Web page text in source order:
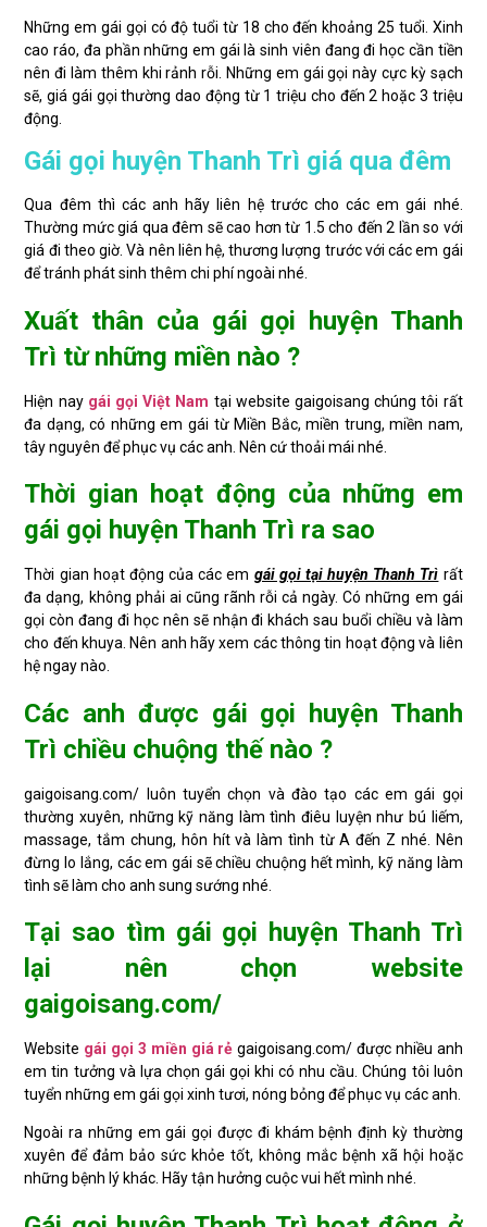
Những em gái gọi có độ tuổi từ 18 cho đến khoảng 25 tuổi. Xinh
cao ráo, đa phần những em gái là sinh viên đang đi học cần tiền
nên đi làm thêm khi rảnh rỗi. Những em gái gọi này cực kỳ sạch
sẽ, giá gái gọi thường dao động từ 1 triệu cho đến 2 hoặc 3 triệu
động.
Gái gọi huyện Thanh Trì giá qua đêm
Qua đêm thì các anh hãy liên hệ trước cho các em gái nhé.
Thường mức giá qua đêm sẽ cao hơn từ 1.5 cho đến 2 lần so với
giá đi theo giờ. Và nên liên hệ, thương lượng trước với các em gái
để tránh phát sinh thêm chi phí ngoài nhé.
Xuất thân của gái gọi huyện Thanh
Trì từ những miền nào ?
Hiện nay gái gọi Việt Nam tại website gaigoisang chúng tôi rất
đa dạng, có những em gái từ Miền Bắc, miền trung, miền nam,
tây nguyên để phục vụ các anh. Nên cứ thoải mái nhé.
Thời gian hoạt động của những em
gái gọi huyện Thanh Trì ra sao
Thời gian hoạt động của các em gái gọi tại huyện Thanh Trì rất
đa dạng, không phải ai cũng rãnh rỗi cả ngày. Có những em gái
gọi còn đang đi học nên sẽ nhận đi khách sau buổi chiều và làm
cho đến khuya. Nên anh hãy xem các thông tin hoạt động và liên
hệ ngay nào.
Các anh được gái gọi huyện Thanh
Trì chiều chuộng thế nào ?
gaigoisang.com/ luôn tuyển chọn và đào tạo các em gái gọi
thường xuyên, những kỹ năng làm tình điêu luyện như bú liếm,
massage, tắm chung, hôn hít và làm tình từ A đến Z nhé. Nên
đừng lo lắng, các em gái sẽ chiều chuộng hết mình, kỹ năng làm
tình sẽ làm cho anh sung sướng nhé.
Tại sao tìm gái gọi huyện Thanh Trì
lại nên chọn website
gaigoisang.com/
Website gái gọi 3 miền giá rẻ gaigoisang.com/ được nhiều anh
em tin tưởng và lựa chọn gái gọi khi có nhu cầu. Chúng tôi luôn
tuyển những em gái gọi xinh tươi, nóng bỏng để phục vụ các anh.
Ngoài ra những em gái gọi được đi khám bệnh định kỳ thường
xuyên để đảm bảo sức khỏe tốt, không mắc bệnh xã hội hoặc
những bệnh lý khác. Hãy tận hưởng cuộc vui hết mình nhé.